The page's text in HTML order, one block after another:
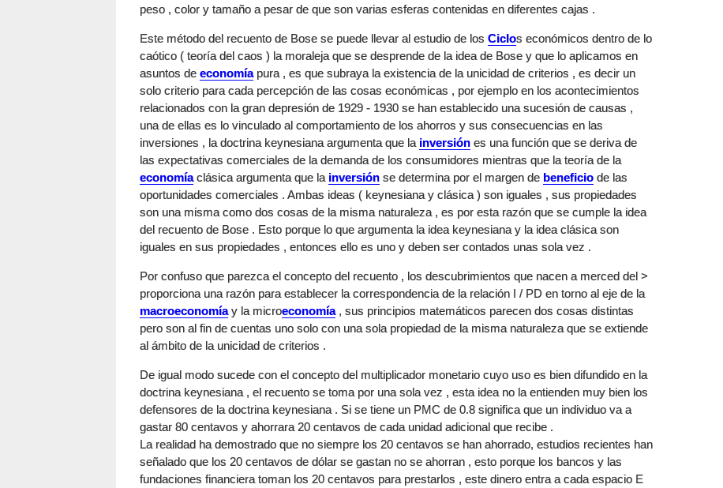
peso , color y tamaño a pesar de que son varias esferas contenidas en diferentes cajas .
Este método del recuento de Bose se puede llevar al estudio de los Ciclos económicos dentro de lo
caótico ( teoría del caos ) la moraleja que se desprende de la idea de Bose y que lo aplicamos en
asuntos de economíapura , es que subraya la existencia de la unicidad de criterios , es decir un
solo criterio para cada percepción de las cosas económicas , por ejemplo en los acontecimientos
relacionados con la gran depresión de 1929 - 1930 se han establecido una sucesión de causas ,
una de ellas es lo vinculado al comportamiento de los ahorros y sus consecuencias en las
inversiones , la doctrina keynesiana argumenta que la inversión es una función que se deriva de
las expectativas comerciales de la demanda de los consumidores mientras que la teoría de la
economíaclásica argumenta que la inversión se determina por el margen de beneficio de las
oportunidades comerciales . Ambas ideas ( keynesiana y clásica ) son iguales , sus propiedades
son una misma como dos cosas de la misma naturaleza , es por esta razón que se cumple la idea
del recuento de Bose . Esto porque lo que argumenta la idea keynesiana y la idea clásica son
iguales en sus propiedades , entonces ello es uno y deben ser contados unas sola vez .
Por confuso que parezca el concepto del recuento , los descubrimientos que nacen a merced del >
proporciona una razón para establecer la correspondencia de la relación I / PD en torno al eje de la
macroeconomíay la microeconomía, sus principios matemáticos parecen dos cosas distintas
pero son al fin de cuentas uno solo con una sola propiedad de la misma naturaleza que se extiende
al ámbito de la unicidad de criterios .
De igual modo sucede con el concepto del multiplicador monetario cuyo uso es bien difundido en la
doctrina keynesiana , el recuento se toma por una sola vez , esta idea no la entienden muy bien los
defensores de la doctrina keynesiana . Si se tiene un PMC de 0.8 significa que un individuo va a
gastar 80 centavos y ahorrara 20 centavos de cada unidad adicional que recibe .
La realidad ha demostrado que no siempre los 20 centavos se han ahorrado, estudios recientes han
señalado que los 20 centavos de dólar se gastan no se ahorran , esto porque los bancos y las
fundaciones financiera toman los 20 centavos para prestarlos , este dinero entra a cada espacio E